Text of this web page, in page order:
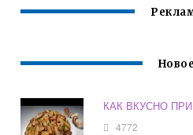
БЫСТРО
Новое
КАК ВКУСНО
4772